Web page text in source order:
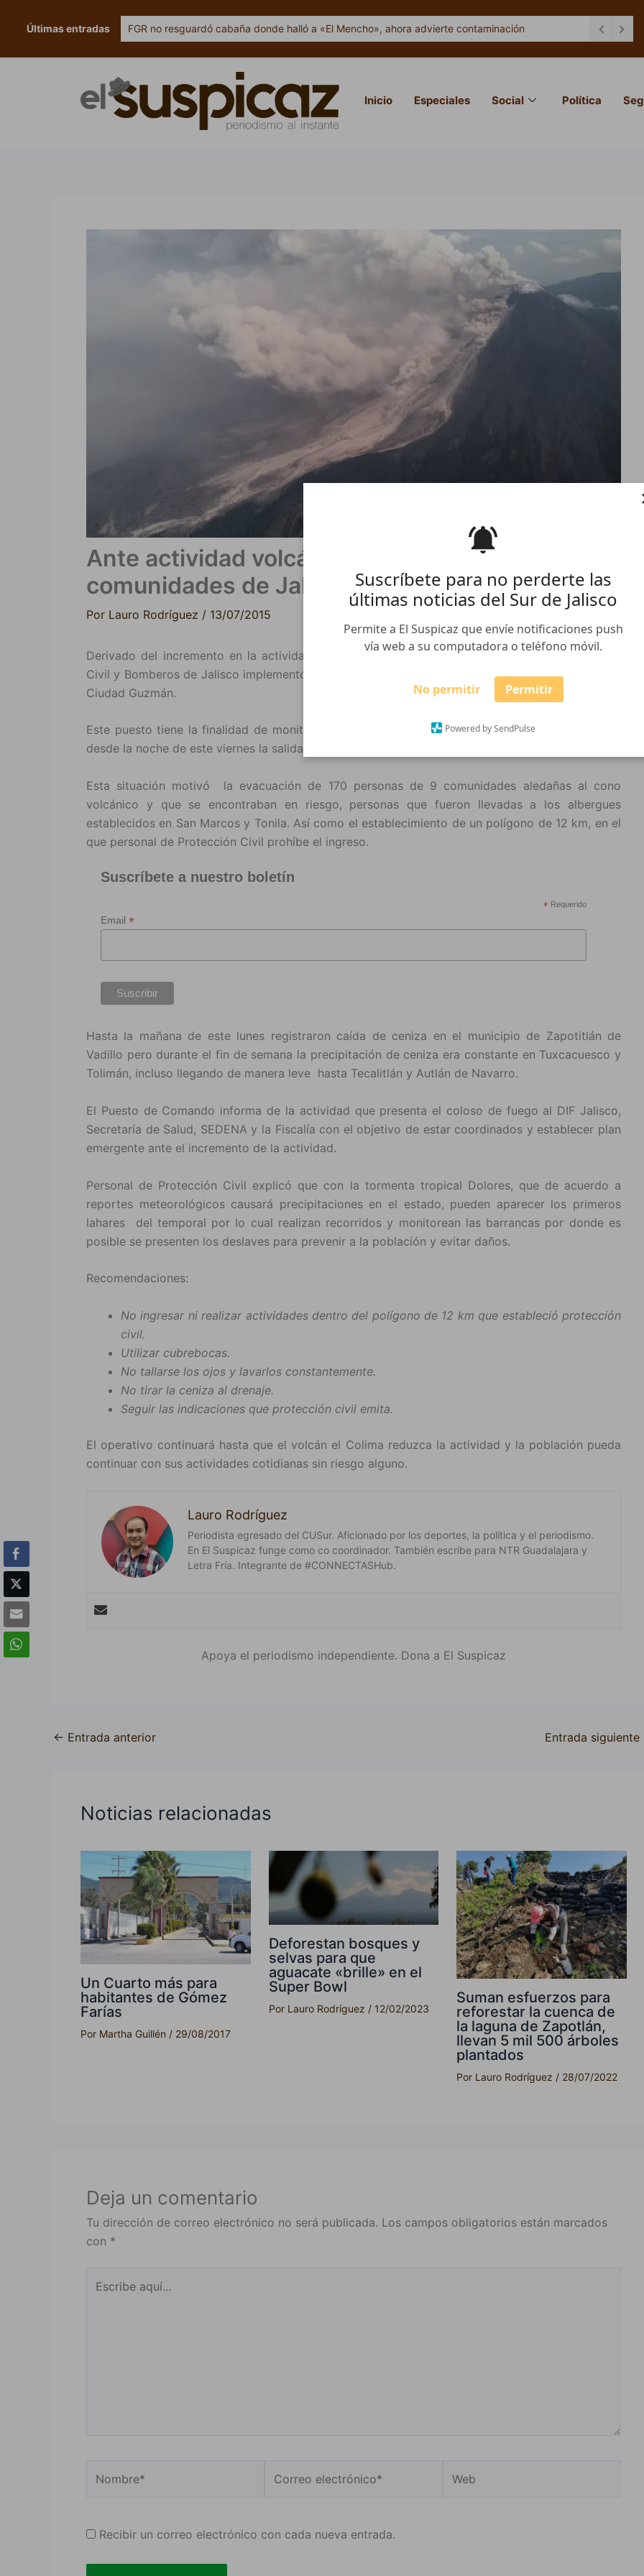
Suscríbete para no perderte las
últimas noticias del Sur de Jalisco
Permite a El Suspicaz que envíe notificaciones push
vía web a su computadora o teléfono móvil.
No permitir Permitir
Powered by SendPulse
Últimas entradas FGR no resguardó cabaña donde halló a «El Mencho», ahora advierte contaminación
Inicio Especiales Social Política
Ante actividad volcánica, evacuan 9
comunidades de Jalisco
Por Lauro Rodríguez / 13/07/2015
Derivado del incremento en la actividad del Volcán el Colima, la Unidad Estatal de Protección
Civil y Bomberos de Jalisco implementó un Puesto de Cando en la base regional sur con sede en
Ciudad Guzmán.
Este puesto tiene la finalidad de monitorear de manera permanente la actividad volcánica pues
desde la noche de este viernes la salida de flujos piroclásticos y ceniza es constante.
Esta situación motivó la evacuación de 170 personas de 9 comunidades aledañas al cono
volcánico y que se encontraban en riesgo, personas que fueron llevadas a los albergues
establecidos en San Marcos y Tonila. Así como el establecimiento de un polígono de 12 km, en el
que personal de Protección Civil prohíbe el ingreso.
Suscríbete a nuestro boletín
* Requerido
Email *
Hasta la mañana de este lunes registraron caída de ceniza en el municipio de Zapotitlán de
Vadillo pero durante el fin de semana la precipitación de ceniza era constante en Tuxcacuesco y
Tolimán, incluso llegando de manera leve hasta Tecalitlán y Autlán de Navarro.
El Puesto de Comando informa de la actividad que presenta el coloso de fuego al DIF Jalisco,
Secretaría de Salud, SEDENA y la Fiscalía con el objetivo de estar coordinados y establecer plan
emergente ante el incremento de la actividad.
Personal de Protección Civil explicó que con la tormenta tropical Dolores, que de acuerdo a
reportes meteorológicos causará precipitaciones en el estado, pueden aparecer los primeros
lahares del temporal por lo cual realizan recorridos y monitorean las barrancas por donde es
posible se presenten los deslaves para prevenir a la población y evitar daños.
Recomendaciones:
No ingresar ni realizar actividades dentro del polígono de 12 km que estableció protección
civil.
Utilizar cubrebocas.
No tallarse los ojos y lavarlos constantemente.
No tirar la ceniza al drenaje.
Seguir las indicaciones que protección civil emita.
El operativo continuará hasta que el volcán el Colima reduzca la actividad y la población pueda
continuar con sus actividades cotidianas sin riesgo alguno.
Lauro Rodríguez
Periodista egresado del CUSur. Aficionado por los deportes, la política y el periodismo.
En El Suspicaz funge como co coordinador. También escribe para NTR Guadalajara y
Letra Fría. Integrante de #CONNECTASHub.
Apoya el periodismo independiente. Dona a El Suspicaz
← Entrada anterior Entrada siguiente
Noticias relacionadas
Un Cuarto más para
habitantes de Gómez
Farías
Por Martha Guillén / 29/08/2017
Deforestan bosques y
selvas para que
aguacate «brille» en el
Super Bowl
Por Lauro Rodríguez / 12/02/2023
Suman esfuerzos para
reforestar la cuenca de
la laguna de Zapotlán,
llevan 5 mil 500 árboles
plantados
Por Lauro Rodríguez / 28/07/2022
Deja un comentario
Tu dirección de correo electrónico no será publicada. Los campos obligatorios están marcados
con *
aquí...
electrónico*
Recibir un correo electrónico con cada nueva entrada.